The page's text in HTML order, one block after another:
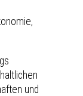
und